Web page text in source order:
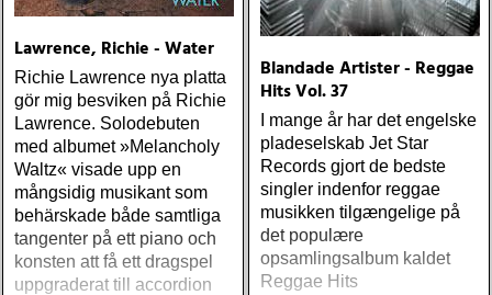
Lawrence, Richie - Water
Richie Lawrence nya platta
gör mig besviken på Richie
Lawrence. Solodebuten
med albumet »Melancholy
Waltz« visade upp en
mångsidig musikant som
behärskade både samtliga
tangenter på ett piano och
konsten att få ett dragspel
uppgraderat till accordion
Blandade Artister - Reggae
Hits Vol. 37
I mange år har det engelske
pladeselskab Jet Star
Records gjort de bedste
singler indenfor reggae
musikken tilgængelige på
det populære
opsamlingsalbum kaldet
Reggae Hits